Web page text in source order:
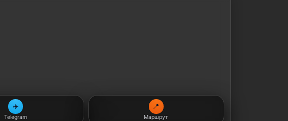
✈️
Telegram
📍
Маршрут